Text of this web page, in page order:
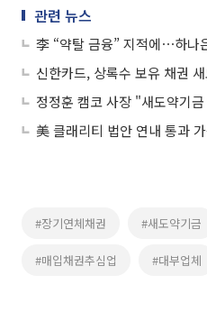
관련 뉴스
정정훈 캠코 사장 "새도약기
#장기연체채권 #새도약기금
#매입채권추심업 #대부업체